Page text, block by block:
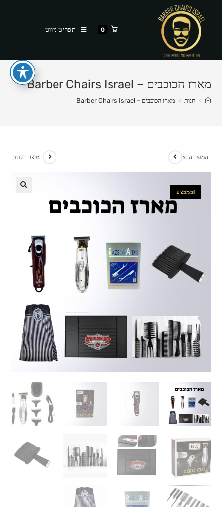
content
0 תפריט ניווט
מארז הכוכבים – Barber Chairs Israel
> חנות > מארז הכוכבים – Barber Chairs Israel
במבצע!
המוצר הקודם המוצר הבא